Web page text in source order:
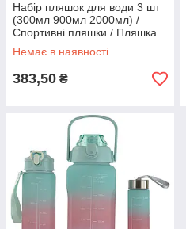
Набір пляшок для води 3 шт
(300мл 900мл 2000мл) /
Спортивні пляшки / Пляшка
для води Grey (9045)
Немає в наявності
383,50 ₴